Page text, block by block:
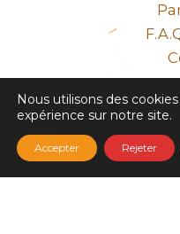
N° SIRET
Nous utilisons des
expérience sur notre site.
Accepter Rejeter